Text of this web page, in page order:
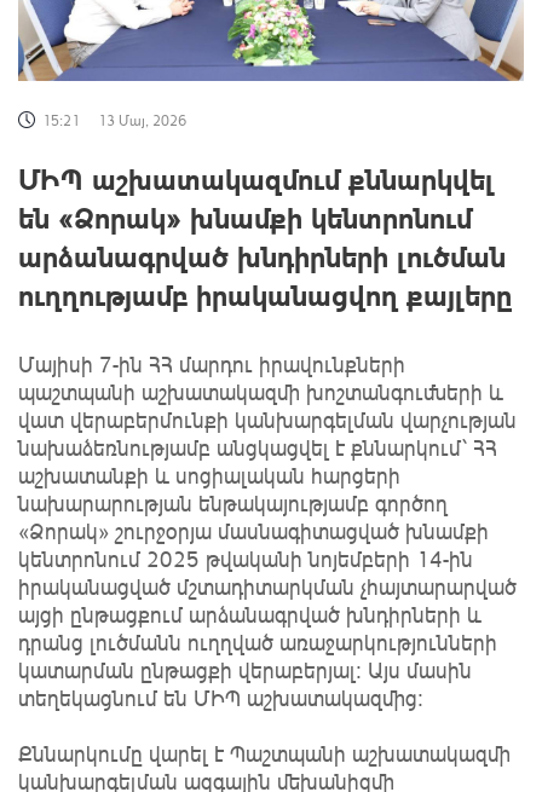
15:21 13 Մայ, 2026
ՄԻՊ աշխատակազմում քննարկվել
են «Ձորակ» խնամքի կենտրոնում
արձանագրված խնդիրների լուծման
ուղղությամբ իրականացվող քայլերը
Մայիսի 7-ին ՀՀ մարդու իրավունքների
պաշտպանի աշխատակազմի խոշտանգումների և
վատ վերաբերմունքի կանխարգելման վարչության
նախաձեռնությամբ անցկացվել է քննարկում՝ ՀՀ
աշխատանքի և սոցիալական հարցերի
նախարարության ենթակայությամբ գործող
«Ձորակ» շուրջօրյա մասնագիտացված խնամքի
կենտրոնում 2025 թվականի նոյեմբերի 14-ին
իրականացված մշտադիտարկման չհայտարարված
այցի ընթացքում արձանագրված խնդիրների և
դրանց լուծմանն ուղղված առաջարկությունների
կատարման ընթացքի վերաբերյալ։ Այս մասին
տեղեկացնում են ՄԻՊ աշխատակազմից:
Քննարկումը վարել է Պաշտպանի աշխատակազմի
կանխարգելման ազգային մեխանիզմի